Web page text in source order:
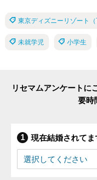
東京ディズニーリゾート（
未就学児 小学生
リセマムアンケートに
要時
現在結婚されてま